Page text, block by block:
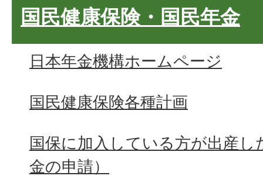
国民健康保険・国民年金
日本年金機構ホームページ
国民健康保険各種計画
国保に加入している方が出産し
金の申請）